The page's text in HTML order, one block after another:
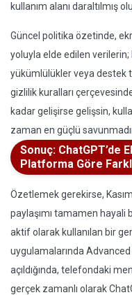
kullanım alanı daraltılmış
Güncel politika özetinde,
yoluyla elde edilen verilerin;
yükümlülükler veya destek
gizlilik kuralları
kadar gelişirse gelişsin,
zaman en güçlü
Sonuç: ChatGPT’de
Platforma Göre
Özetlemek gerekirse,
paylaşımı tamamen
aktif olarak kullanılan bir
uygulamalarında
açıldığında, telefondaki
gerçek zamanlı olarak